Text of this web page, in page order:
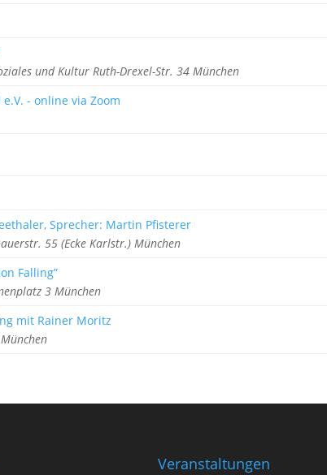
und Kultur Ruth-Drexel-Str. 34 München
- online via Zoom
Sprecher: Martin Pfisterer
55 (Ecke Karlstr.) München
Falling”
3 München
mit Rainer Moritz
Veranstaltungen